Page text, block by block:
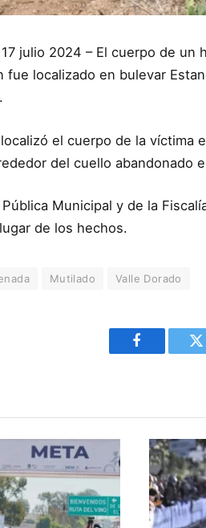
julio 2024 – El cuerpo de un
localizado en bulevar
el cuerpo de la víctima
del cuello abandonado
Municipal y de la
de los hechos.
Mutilado Valle Dorado
Facebook